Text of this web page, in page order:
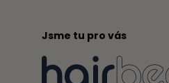
Jsme tu pro vás